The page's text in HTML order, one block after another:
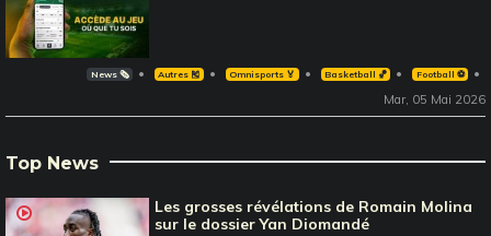
News 🗞️ Autres 🎽 Omnisports 🏅 Basketball 🏀 Football ⚽️
Mar, 05 Mai 2026
Top News
Les grosses révélations de Romain Molina
sur le dossier Yan Diomandé